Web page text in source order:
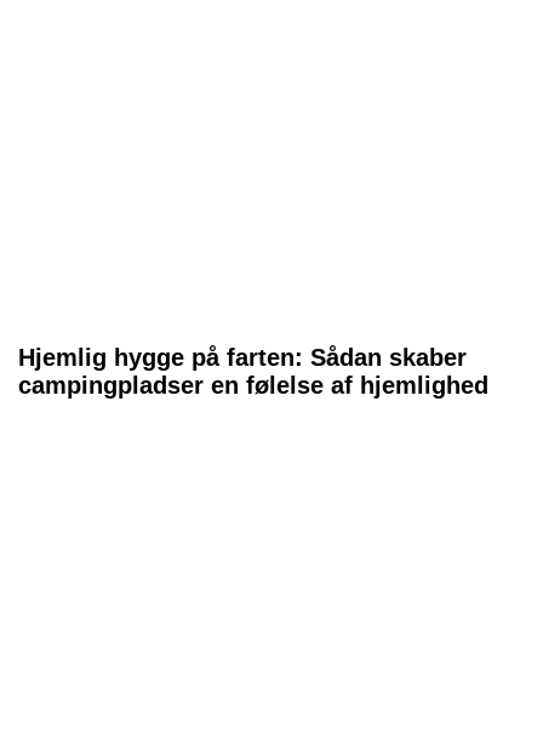
Hjemlig hygge på farten: Sådan skaber
campingpladser en følelse af hjemlighed